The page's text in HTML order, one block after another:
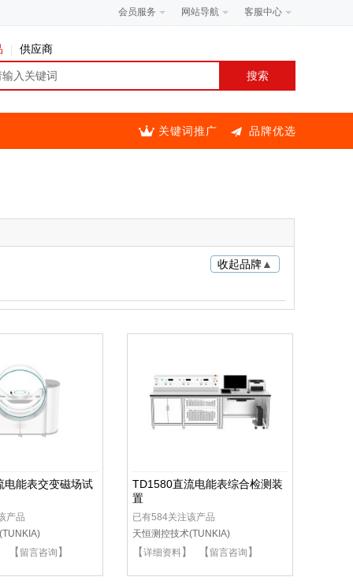
客服中心
网站导航
会员服务
供应商
品牌优选
关键词推广
收起品牌▲
电能表交变磁场试
产品
【 留言咨询 】
TD1580直流电能表综合检测装
置
已有584关注该产品
天恒测控技术(TUNKIA)
【详细资料】 【 留言咨询 】